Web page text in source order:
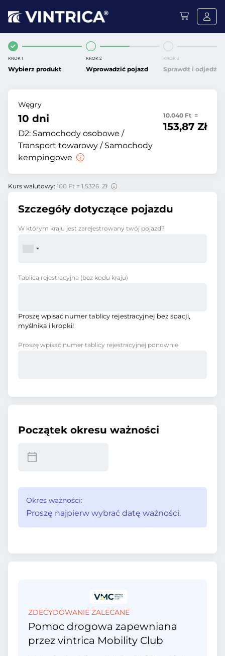
KROK 1
Wybierz produkt
KROK 2
Wprowadzić pojazd
KROK 3
Sprawdź i odjedź
Węgry
10 dni
D2: Samochody osobowe /
Transport towarowy / Samochody
kempingowe
10.040 Ft =
153,87 Zł
Kurs walutowy: 100 Ft = 1,5326 Zł
Szczegóły dotyczące pojazdu
W którym kraju jest zarejestrowany twój pojazd?
Tablica rejestracyjna (bez kodu kraju)
Proszę wpisać numer tablicy rejestracyjnej bez spacji,
myślnika i kropki!
Proszę wpisać numer tablicy rejestracyjnej ponownie
Początek okresu ważności
Okres ważności:
Proszę najpierw wybrać datę ważności.
ZDECYDOWANIE ZALECANE
Pomoc drogowa zapewniana
przez vintrica Mobility Club